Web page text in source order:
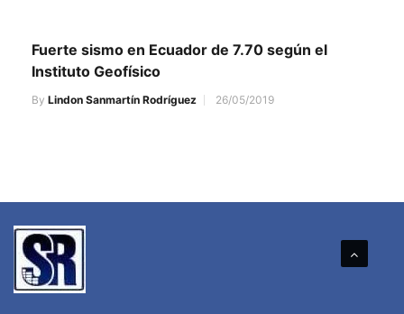
Fuerte sismo en Ecuador de 7.70 según el
Instituto Geofísico
By Lindon Sanmartín Rodríguez 26/05/2019